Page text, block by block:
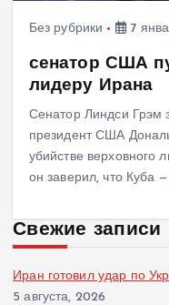
Без рубрики 7
сенатор США
лидеру Ирана
Сенатор Линдси Грэм
президент США
убийстве верховного
он заверил, что Куба
Свежие записи
Иран готовил удар по
5 августа, 2026